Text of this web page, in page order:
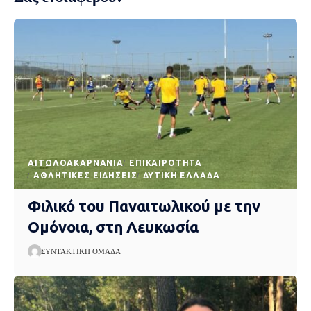
AΙΤΩΛΟΑΚΑΡΝΑΝΊΑ
EΠΙΚΑΙΡΌΤΗΤΑ
ΑΘΛΗΤΙΚΈΣ ΕΙΔΉΣΕΙΣ
ΔΥΤΙΚΉ ΕΛΛΆΔΑ
Φιλικό του Παναιτωλικού με την
Ομόνοια, στη Λευκωσία
ΣΥΝΤΑΚΤΙΚΉ ΟΜΆΔΑ